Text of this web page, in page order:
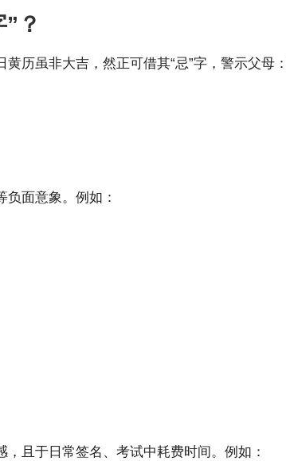
？
历虽非大吉，然正可借其“忌”字，警示父
面意象。例如：
且于日常签名、考试中耗费时间。例如：